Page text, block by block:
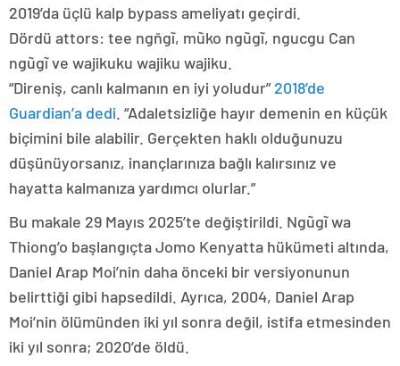
2019’da üçlü kalp bypass ameliyatı geçirdi.
Dördü attors: tee ngňgĩ, mũko ngũgĩ, ngucgu Can
ngũgĩ ve wajikuku wajiku wajiku.
“Direniş, canlı kalmanın en iyi yoludur”2018’de
Guardian’a dedi . “Adaletsizliğe hayır demenin en küçük
biçimini bile alabilir. Gerçekten haklı olduğunuzu
düşünüyorsanız, inançlarınıza bağlı kalırsınız ve
hayatta kalmanıza yardımcı olurlar.”
Bu makale 29 Mayıs 2025’te değiştirildi. Ngũgĩ wa
Thiong’o başlangıçta Jomo Kenyatta hükümeti altında,
Daniel Arap Moi’nin daha önceki bir versiyonunun
belirttiği gibi hapsedildi. Ayrıca, 2004, Daniel Arap
Moi’nin ölümünden iki yıl sonra değil, istifa etmesinden
iki yıl sonra; 2020’de öldü.